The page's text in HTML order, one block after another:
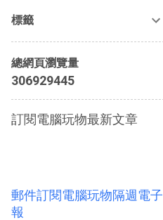
標籤
總網頁瀏覽量
306929445
訂閱電腦玩物最新文章
郵件訂閱電腦玩物隔週電子
報